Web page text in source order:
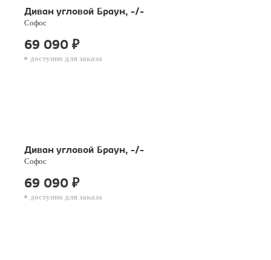
Диван угловой Браун, -/-
Софос
69 090 ₽
доступно для заказа
Диван угловой Браун, -/-
Софос
69 090 ₽
доступно для заказа